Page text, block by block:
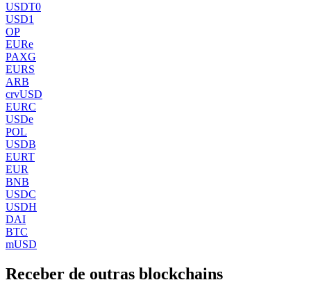
USDT0
USD1
OP
EURe
PAXG
EURS
ARB
crvUSD
EURC
USDe
POL
USDB
EURT
EUR
BNB
USDC
USDH
DAI
BTC
mUSD
Receber de outras blockchains